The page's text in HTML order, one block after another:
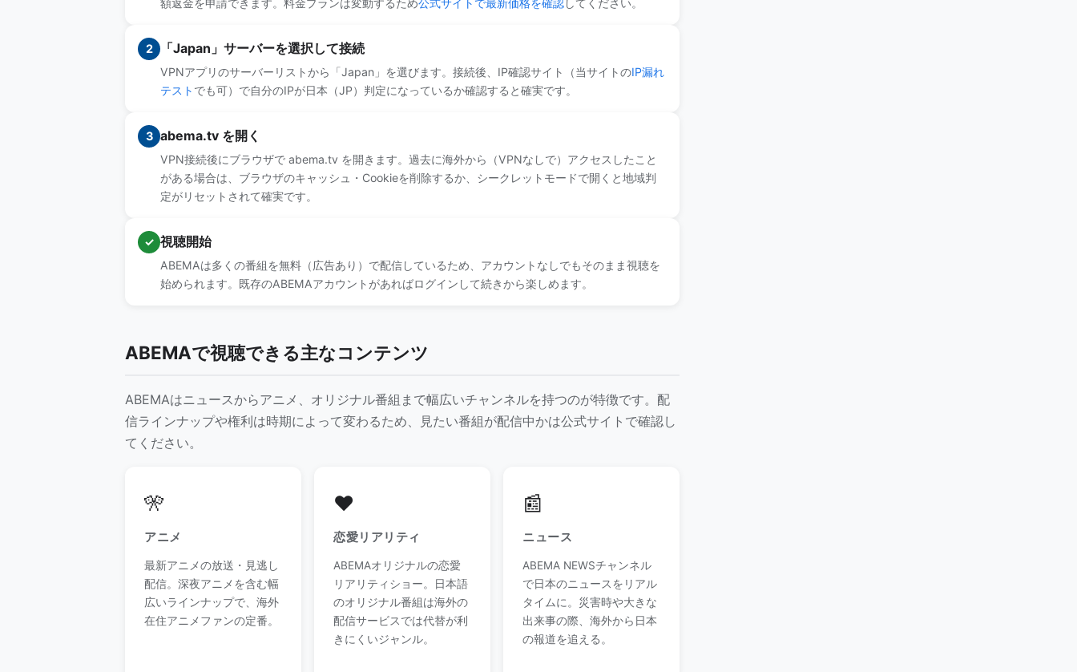
額返金を申請できます。料金プランは変動するため公式サイトで最新価格を確認してください。
2 「Japan」サーバーを選択して接続
VPNアプリのサーバーリストから「Japan」を選びます。接続後、IP確認サイト（当サイトのIP漏れ
テスト でも可）で自分のIPが日本（JP）判定になっているか確認すると確実です。
3 abema.tv を開く
VPN接続後にブラウザで abema.tv を開きます。過去に海外から（VPNなしで）アクセスしたこと
がある場合は、ブラウザのキャッシュ・Cookieを削除するか、シークレットモードで開くと地域判
定がリセットされて確実です。
✓ 視聴開始
ABEMAは多くの番組を無料（広告あり）で配信しているため、アカウントなしでもそのまま視聴を
始められます。既存のABEMAアカウントがあればログインして続きから楽しめます。
ABEMAで視聴できる主なコンテンツ
ABEMAはニュースからアニメ、オリジナル番組まで幅広いチャンネルを持つのが特徴です。配
信ラインナップや権利は時期によって変わるため、見たい番組が配信中かは公式サイトで確認し
てください。
🎌
アニメ
最新アニメの放送・見逃し
配信。深夜アニメを含む幅
広いラインナップで、海外
在住アニメファンの定番。
❤️
恋愛リアリティ
ABEMAオリジナルの恋愛
リアリティショー。日本語
のオリジナル番組は海外の
配信サービスでは代替が利
きにくいジャンル。
📰
ニュース
ABEMA NEWSチャンネル
で日本のニュースをリアル
タイムに。災害時や大きな
出来事の際、海外から日本
の報道を追える。